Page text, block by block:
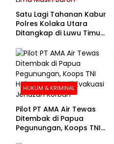
Satu Lagi Tahanan Kabur
Polres Kolaka Utara
Ditangkap di Luwu Timur,
HUKUM & KRIMINAL
Pilot PT AMA Air Tewas
Ditembak di Papua
Pegunungan, Koops TNI